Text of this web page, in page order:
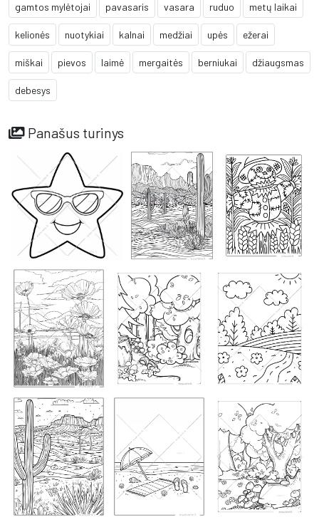
gamtos mylėtojai pavasaris vasara ruduo metų laikai
kelionės nuotykiai kalnai medžiai upės ežerai
miškai pievos laimė mergaitės berniukai džiaugsmas
debesys
Panašus turinys